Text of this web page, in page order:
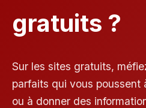
gratuits ?
Sur les sites gratuits,
parfaits qui vous poussent
ou à donner des